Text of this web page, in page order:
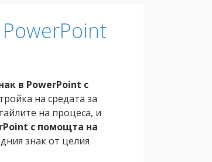
в PowerPoint с
на средата за
на процеса, и
с помощта на
знак от целия